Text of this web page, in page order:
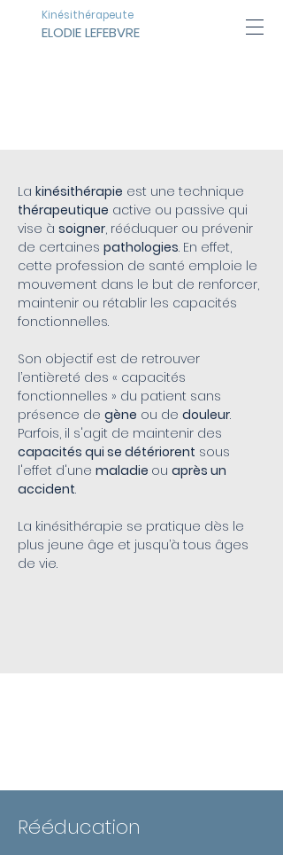
ELODIE LEFEBVRE
Kinésithérapeute
La kinésithérapie est une technique
thérapeutique active ou passive qui
vise à soigner, rééduquer ou prévenir
de certaines pathologies. En effet,
cette profession de santé emploie le
mouvement dans le but de renforcer,
maintenir ou rétablir les capacités
fonctionnelles.
Son objectif est de retrouver
l’entièreté des « capacités
fonctionnelles » du patient sans
présence de gène ou de douleur.
Parfois, il s'agit de maintenir des
capacités qui se détériorent sous
l'effet d'une maladie ou après un
accident.
La kinésithérapie se pratique dès le
plus jeune âge et jusqu’à tous âges
de vie.
Rééducation